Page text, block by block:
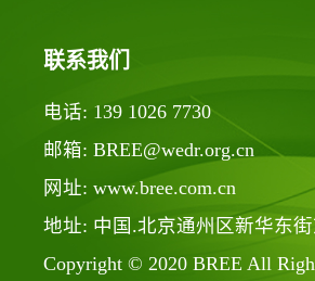
联系我们
电话: 139 1026 7730
邮箱: BREE@wedr.org.cn
网址: www.bree.com.cn
地址: 中国.北京通州区新华东
Copyright © 2020 BREE All